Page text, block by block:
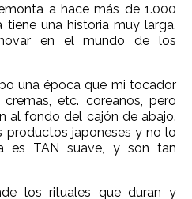
a hace más de 1.000
una historia muy larga,
en el mundo de los
una época que mi tocador
etc. coreanos, pero
al fondo del cajón de abajo.
productos japoneses y no lo
es TAN suave, y son tan
los rituales que duran y